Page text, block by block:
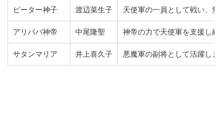
ピーター神子 渡辺菜生子 天使軍の一員として戦い、
アリババ神帝 中尾隆聖 神帝の力で天使軍を支援し
サタンマリア 井上喜久子 悪魔軍の副将として活躍し